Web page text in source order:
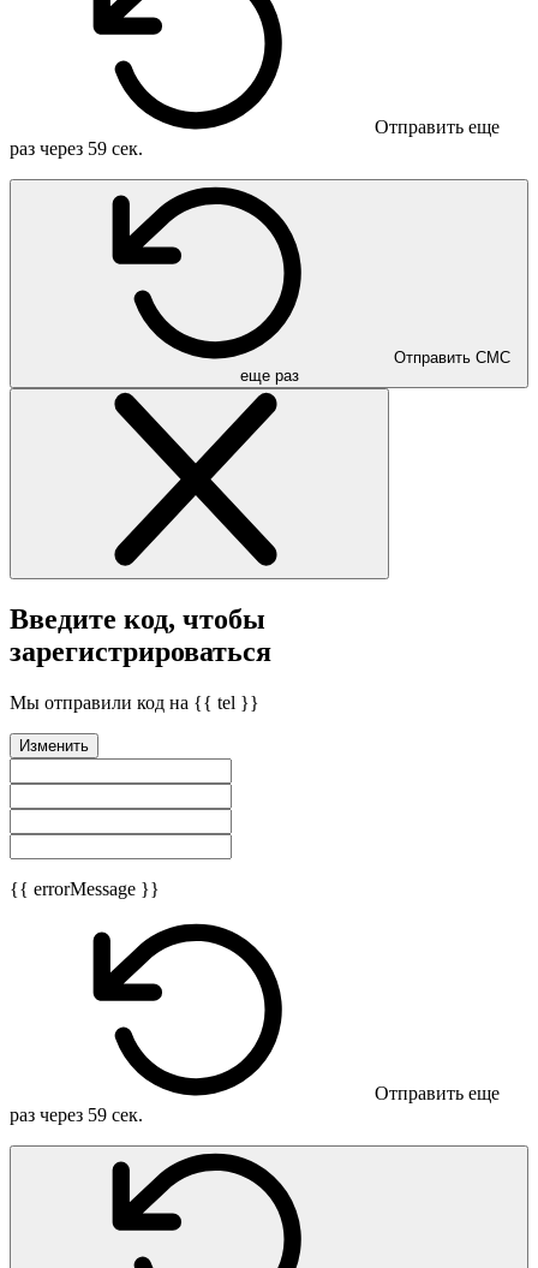
Отправить еще
раз через 59 сек.
еще раз
Введите код, чтобы
зарегистрироваться
Мы отправили код на {{ tel }}
Изменить
{{ errorMessage }}
Отправить еще
раз через 59 сек.